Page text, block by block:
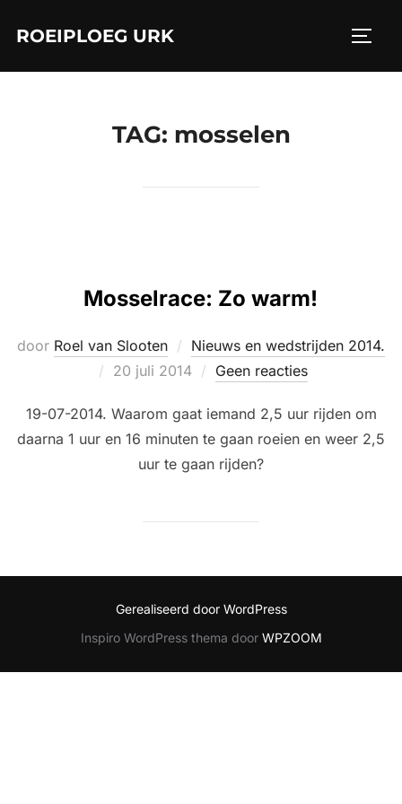
naarROEIPLOEG URK
TAG: mosselen
Mosselrace: Zo warm!
door Roel van Slooten
Nieuws en wedstrijden 2014.
Geplaatst
20 juli 2014 Geen reacties
19-07-2014. Waarom gaat iemand 2,5 uur rijden om
daarna 1 uur en 16 minuten te gaan roeien en weer 2,5
uur te gaan rijden?
Gerealiseerd door WordPress
Inspiro WordPress thema door WPZOOM